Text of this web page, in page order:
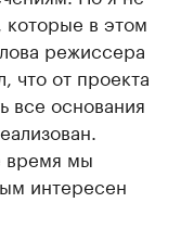
в этом
режиссера
что от проекта
все основания
время мы
интересен